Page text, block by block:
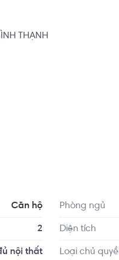
THẠNH
Căn hộ Phòng ngủ
2 Diện tích
nội thất Loại chủ